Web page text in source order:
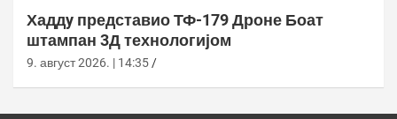
Хаддy представио ТФ-179 Дроне Боат
штампан 3Д технологијом
9. август 2026. | 14:35